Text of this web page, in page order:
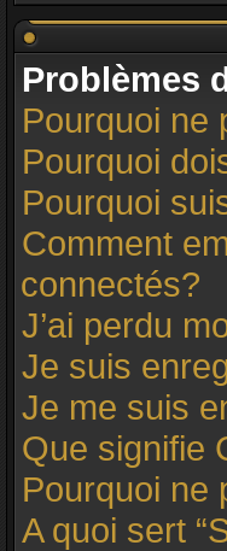
Problèmes
Pourquoi ne
Pourquoi
Pourquoi
Comment
connectés?
J’ai perdu
Je suis
Je me suis
Que signifie
Pourquoi ne
A quoi sert